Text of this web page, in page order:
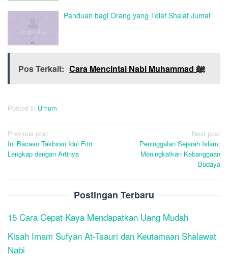
Panduan bagi Orang yang Telat Shalat Jumat
Pos Terkait: Cara Mencintai Nabi Muhammad ﷺ
Posted in Umum
Post
navigation
Previous post
Ini Bacaan Takbiran Idul Fitri
Lengkap dengan Artinya
Next post
Peninggalan Sejarah Islam:
Meningkatkan Kebanggaan
Budaya
Postingan Terbaru
15 Cara Cepat Kaya Mendapatkan Uang Mudah
Kisah Imam Sufyan At-Tsauri dan Keutamaan Shalawat
Nabi